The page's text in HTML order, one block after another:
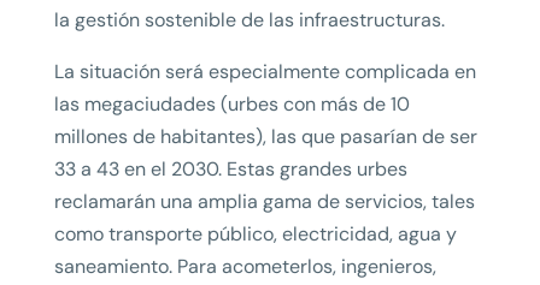
la gestión sostenible de las infraestructuras.
La situación será especialmente complicada en
las megaciudades (urbes con más de 10
millones de habitantes), las que pasarían de ser
33 a 43 en el 2030. Estas grandes urbes
reclamarán una amplia gama de servicios, tales
como transporte público, electricidad, agua y
saneamiento. Para acometerlos, ingenieros,